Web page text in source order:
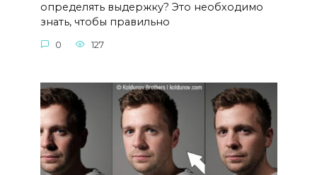
определять выдержку? Это необходимо
знать, чтобы правильно
0 127